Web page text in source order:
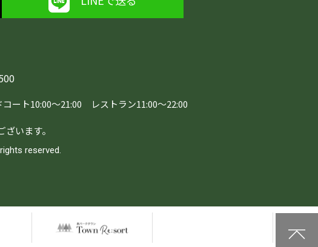
コート10:00～21:00
レストラン11:00～22:00
います。
reserved.